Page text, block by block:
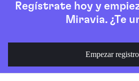
Regístrate hoy y
Miravia. ¿Te
Empezar registro